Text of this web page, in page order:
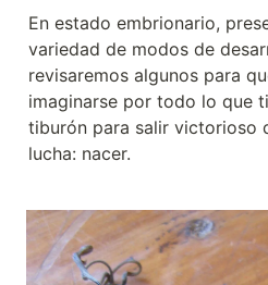
En estado embrionario,
variedad de modos de
revisaremos algunos para
imaginarse por todo lo que
tiburón para salir victorioso
lucha: nacer.